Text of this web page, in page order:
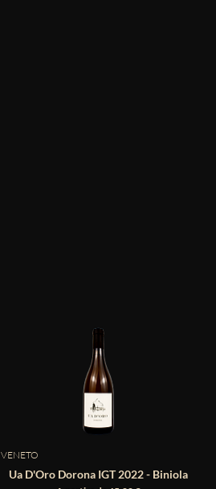
VENETO
Ua D'Oro Dorona IGT 2022 - Biniola